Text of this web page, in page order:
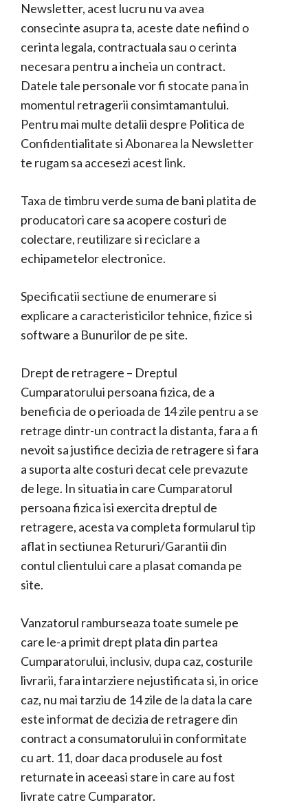
Newsletter, acest lucru nu va avea
consecinte asupra ta, aceste date nefiind o
cerinta legala, contractuala sau o cerinta
necesara pentru a incheia un contract.
Datele tale personale vor fi stocate pana in
momentul retragerii consimtamantului.
Pentru mai multe detalii despre Politica de
Confidentialitate si Abonarea la Newsletter
te rugam sa accesezi acest link.
Taxa de timbru verde suma de bani platita de
producatori care sa acopere costuri de
colectare, reutilizare si reciclare a
echipametelor electronice.
Specificatii sectiune de enumerare si
explicare a caracteristicilor tehnice, fizice si
software a Bunurilor de pe site.
Drept de retragere – Dreptul
Cumparatorului persoana fizica, de a
beneficia de o perioada de 14 zile pentru a se
retrage dintr-un contract la distanta, fara a fi
nevoit sa justifice decizia de retragere si fara
a suporta alte costuri decat cele prevazute
de lege. In situatia in care Cumparatorul
persoana fizica isi exercita dreptul de
retragere, acesta va completa formularul tip
aflat in sectiunea Retururi/Garantii din
contul clientului care a plasat comanda pe
site.
Vanzatorul ramburseaza toate sumele pe
care le-a primit drept plata din partea
Cumparatorului, inclusiv, dupa caz, costurile
livrarii, fara intarziere nejustificata si, in orice
caz, nu mai tarziu de 14 zile de la data la care
este informat de decizia de retragere din
contract a consumatorului in conformitate
cu art. 11, doar daca produsele au fost
returnate in aceeasi stare in care au fost
livrate catre Cumparator.